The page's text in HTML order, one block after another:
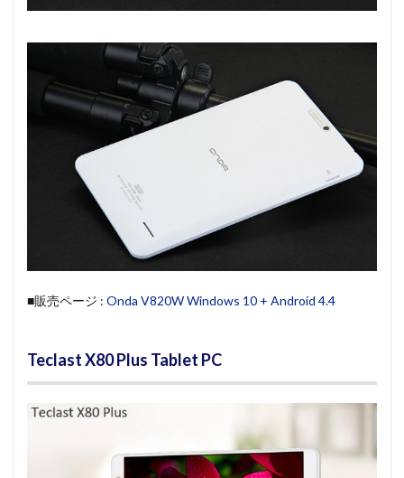
■販売ページ : Onda V820W Windows 10 + Android 4.4
Teclast X80 Plus Tablet PC